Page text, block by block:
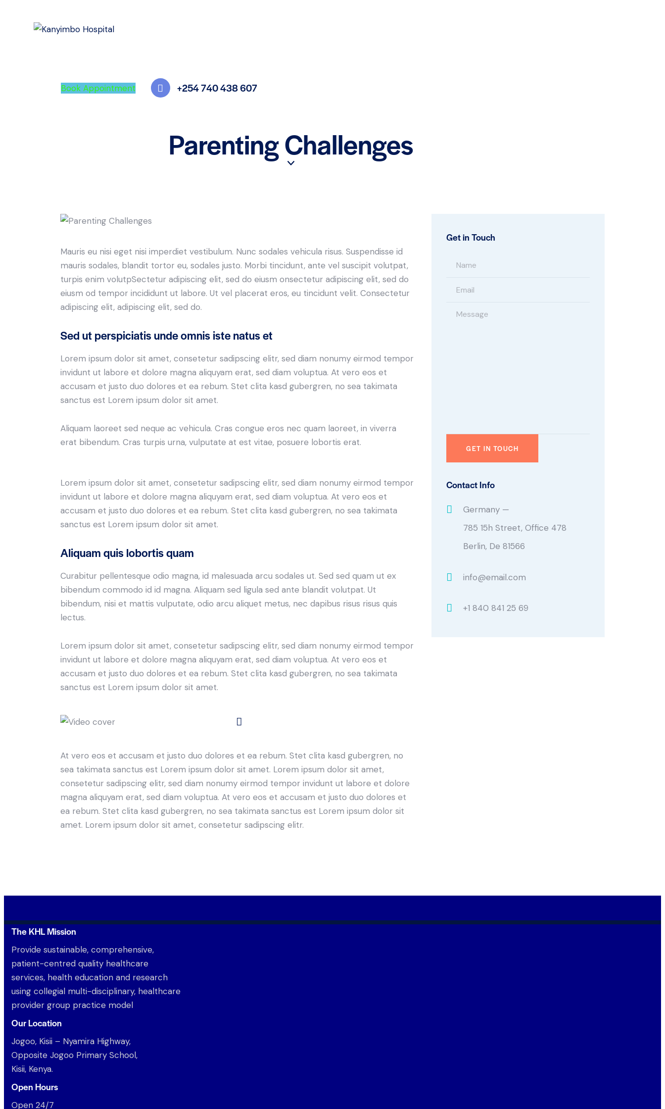
Book Appointment +254 740 438 607
Parenting Challenges
Mauris eu nisi eget nisi imperdiet vestibulum. Nunc sodales vehicula risus. Suspendisse id
mauris sodales, blandit tortor eu, sodales justo. Morbi tincidunt, ante vel suscipit volutpat,
turpis enim volutpSectetur adipiscing elit, sed do eiusm onsectetur adipiscing elit, sed do
eiusm od tempor incididunt ut labore. Ut vel placerat eros, eu tincidunt velit. Consectetur
adipiscing elit, adipiscing elit, sed do.
Sed ut perspiciatis unde omnis iste natus et
Lorem ipsum dolor sit amet, consetetur sadipscing elitr, sed diam nonumy eirmod tempor
invidunt ut labore et dolore magna aliquyam erat, sed diam voluptua. At vero eos et
accusam et justo duo dolores et ea rebum. Stet clita kasd gubergren, no sea takimata
sanctus est Lorem ipsum dolor sit amet.
Aliquam laoreet sed neque ac vehicula. Cras congue eros nec quam laoreet, in viverra
erat bibendum. Cras turpis urna, vulputate at est vitae, posuere lobortis erat.
Lorem ipsum dolor sit amet, consetetur sadipscing elitr, sed diam nonumy eirmod tempor
invidunt ut labore et dolore magna aliquyam erat, sed diam voluptua. At vero eos et
accusam et justo duo dolores et ea rebum. Stet clita kasd gubergren, no sea takimata
sanctus est Lorem ipsum dolor sit amet.
Aliquam quis lobortis quam
Curabitur pellentesque odio magna, id malesuada arcu sodales ut. Sed sed quam ut ex
bibendum commodo id id magna. Aliquam sed ligula sed ante blandit volutpat. Ut
bibendum, nisi et mattis vulputate, odio arcu aliquet metus, nec dapibus risus risus quis
lectus.
Lorem ipsum dolor sit amet, consetetur sadipscing elitr, sed diam nonumy eirmod tempor
invidunt ut labore et dolore magna aliquyam erat, sed diam voluptua. At vero eos et
accusam et justo duo dolores et ea rebum. Stet clita kasd gubergren, no sea takimata
sanctus est Lorem ipsum dolor sit amet.
At vero eos et accusam et justo duo dolores et ea rebum. Stet clita kasd gubergren, no
sea takimata sanctus est Lorem ipsum dolor sit amet. Lorem ipsum dolor sit amet,
consetetur sadipscing elitr, sed diam nonumy eirmod tempor invidunt ut labore et dolore
magna aliquyam erat, sed diam voluptua. At vero eos et accusam et justo duo dolores et
ea rebum. Stet clita kasd gubergren, no sea takimata sanctus est Lorem ipsum dolor sit
amet. Lorem ipsum dolor sit amet, consetetur sadipscing elitr.
Get in Touch
Contact Info
Germany —
785 15h Street, Office 478
Berlin, De 81566
info@email.com
+1 840 841 25 69
The KHL Mission
Provide sustainable, comprehensive,
patient-centred quality healthcare
services, health education and research
using collegial multi-disciplinary, healthcare
provider group practice model
Our Location
Jogoo, Kisii – Nyamira Highway,
Opposite Jogoo Primary School,
Kisii, Kenya.
Open Hours
Open 24/7